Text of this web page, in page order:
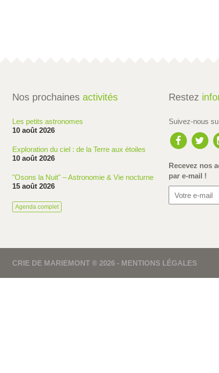
Nos prochaines activités
Les petits astronomes
10 août 2026
Exploration du ciel : de la Terre aux étoiles
10 août 2026
"Osons la Nuit" – Astronomie & Vie nocturne
15 août 2026
Agenda complet
Restez
Suivez-nous
Recevez nos
par e-mail !
CRIE DE MARIEMONT ® 2026 - MENTIONS LÉGALES